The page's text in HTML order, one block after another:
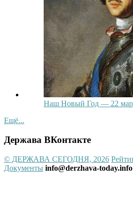
Наш Новый Год — 22
Ещё...
Держава ВКонтакте
© ДЕРЖАВА СЕГОДНЯ, 2026
Документы info@derzhava-today.info